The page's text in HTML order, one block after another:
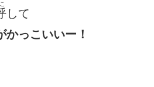
して
かっこいいー ！